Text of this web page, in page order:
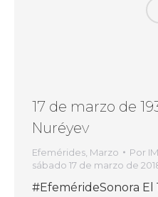
17 de marzo de
Nuréyev
Efemérides Marzo Por
sábado 17 de marzo de
#EfemérideSonora El